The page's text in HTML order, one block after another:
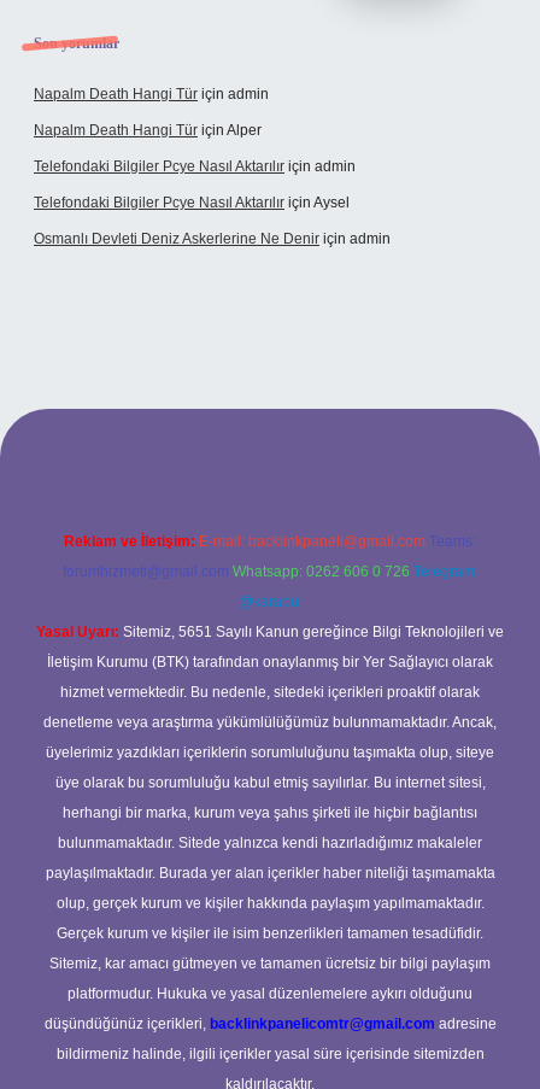
Son yorumlar
Napalm Death Hangi Tür için admin
Napalm Death Hangi Tür için Alper
Telefondaki Bilgiler Pcye Nasıl Aktarılır için admin
Telefondaki Bilgiler Pcye Nasıl Aktarılır için Aysel
Osmanlı Devleti Deniz Askerlerine Ne Denir için admin
giriş
Reklam ve İletişim: E-mail: backlinkpaneli@gmail.com Teams:
forumhizmeti@gmail.com Whatsapp: 0262 606 0 726 Telegram:
@karabul
Yasal Uyarı: Sitemiz, 5651 Sayılı Kanun gereğince Bilgi Teknolojileri ve
İletişim Kurumu (BTK) tarafından onaylanmış bir Yer Sağlayıcı olarak
hizmet vermektedir. Bu nedenle, sitedeki içerikleri proaktif olarak
denetleme veya araştırma yükümlülüğümüz bulunmamaktadır. Ancak,
üyelerimiz yazdıkları içeriklerin sorumluluğunu taşımakta olup, siteye
üye olarak bu sorumluluğu kabul etmiş sayılırlar. Bu internet sitesi,
herhangi bir marka, kurum veya şahıs şirketi ile hiçbir bağlantısı
bulunmamaktadır. Sitede yalnızca kendi hazırladığımız makaleler
paylaşılmaktadır. Burada yer alan içerikler haber niteliği taşımamakta
olup, gerçek kurum ve kişiler hakkında paylaşım yapılmamaktadır.
Gerçek kurum ve kişiler ile isim benzerlikleri tamamen tesadüfidir.
Sitemiz, kar amacı gütmeyen ve tamamen ücretsiz bir bilgi paylaşım
platformudur. Hukuka ve yasal düzenlemelere aykırı olduğunu
düşündüğünüz içerikleri, backlinkpanelicomtr@gmail.com adresine
bildirmeniz halinde, ilgili içerikler yasal süre içerisinde sitemizden
kaldırılacaktır.